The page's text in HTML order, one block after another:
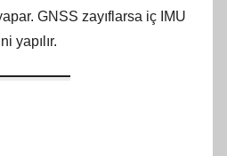
GNSS zayıflarsa iç IMU
yapılır.